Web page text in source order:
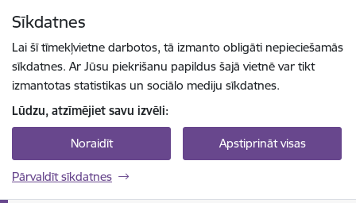
Sīkdatnes
Lai šī tīmekļvietne darbotos, tā izmanto obligāti nepieciešamās
sīkdatnes. Ar Jūsu piekrišanu papildus šajā vietnē var tikt
izmantotas statistikas un sociālo mediju sīkdatnes.
Lūdzu, atzīmējiet savu izvēli:
Noraidīt Apstiprināt visas
Pārvaldīt sīkdatnes